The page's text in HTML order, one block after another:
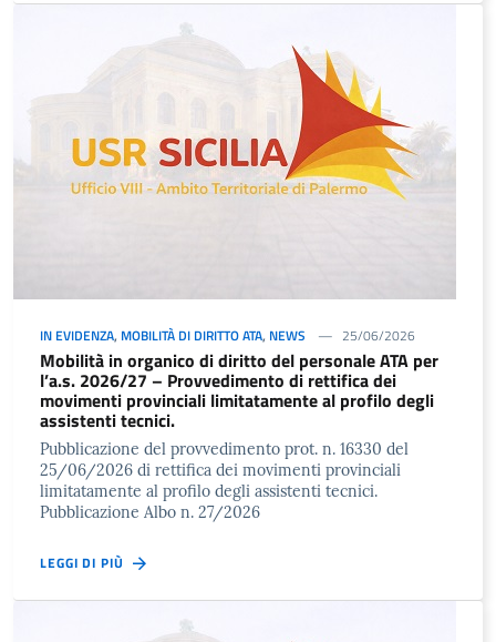
IN EVIDENZA, MOBILITÀ DI DIRITTO ATA, NEWS 25/06/2026
Mobilità in organico di diritto del personale ATA per
l’a.s. 2026/27 – Provvedimento di rettifica dei
movimenti provinciali limitatamente al profilo degli
assistenti tecnici.
Pubblicazione del provvedimento prot. n. 16330 del
25/06/2026 di rettifica dei movimenti provinciali
limitatamente al profilo degli assistenti tecnici.
Pubblicazione Albo n. 27/2026
LEGGI DI PIÙ